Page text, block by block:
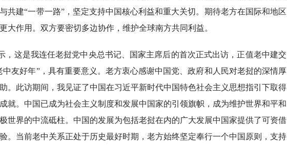
共建“一带一路”，坚定支持中国核心利益和重大关切。期待老方在国际和地区
大作用。双方要密切多边协作，维护全球南方共同利益。
，这是我连任老挝党中央总书记、国家主席后的首次正式出访，正值老中建交
中友好年”，具有重要意义。老方衷心感谢中国党、政府和人民对老挝的深情厚
。此访期间，我见证了中国在习近平新时代中国特色社会主义思想指引下取得
就。中国已成为社会主义制度和发展中国家的引领旗帜，成为维护世界和平和
世界的中流砥柱。中国的发展为包括老挝在内的广大发展中国家提供了可资借
。当前老中关系正处于历史最好时期，老方始终坚定奉行一个中国原则，支持